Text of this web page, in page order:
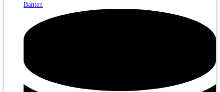
Banten